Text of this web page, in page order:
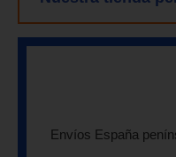
Envíos España